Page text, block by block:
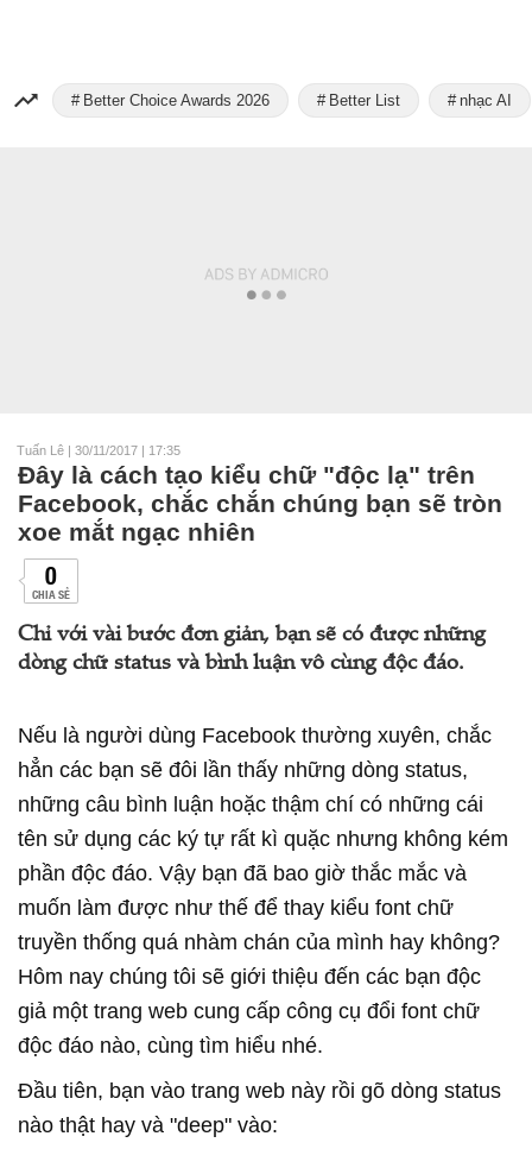
Better Choice Awards 2026 Better List nhạc AI
Tuấn Lê | 30/11/2017 | 17:35
Đây là cách tạo kiểu chữ "độc lạ" trên
Facebook, chắc chắn chúng bạn sẽ tròn
xoe mắt ngạc nhiên
0
CHIA SẺ
Chỉ với vài bước đơn giản, bạn sẽ có được những
dòng chữ status và bình luận vô cùng độc đáo.
Nếu là người dùng Facebook thường xuyên, chắc
hẳn các bạn sẽ đôi lần thấy những dòng status,
những câu bình luận hoặc thậm chí có những cái
tên sử dụng các ký tự rất kì quặc nhưng không kém
phần độc đáo. Vậy bạn đã bao giờ thắc mắc và
muốn làm được như thế để thay kiểu font chữ
truyền thống quá nhàm chán của mình hay không?
Hôm nay chúng tôi sẽ giới thiệu đến các bạn độc
giả một trang web cung cấp công cụ đổi font chữ
độc đáo nào, cùng tìm hiểu nhé.
Đầu tiên, bạn vào trang web này rồi gõ dòng status
nào thật hay và "deep" vào: